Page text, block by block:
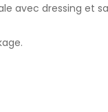
avec dressing et